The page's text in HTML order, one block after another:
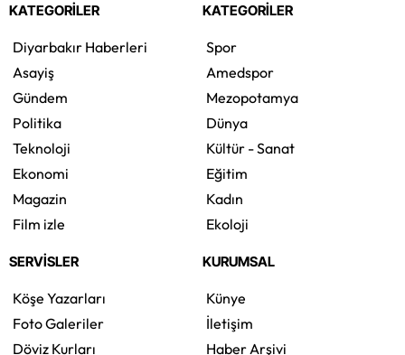
KATEGORİLER
Diyarbakır Haberleri
Asayiş
Gündem
Politika
Teknoloji
Ekonomi
Magazin
Film izle
KATEGORİLER
Spor
Amedspor
Mezopotamya
Dünya
Kültür - Sanat
Eğitim
Kadın
Ekoloji
SERVİSLER
Köşe Yazarları
Foto Galeriler
Döviz Kurları
KURUMSAL
Künye
İletişim
Haber Arşivi